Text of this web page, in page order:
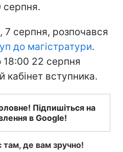
7 серпня, розпочався
до магістратури.
18:00 22 серпня
кабінет вступника.
Підпишіться на
в Google!
там, де вам зручно!